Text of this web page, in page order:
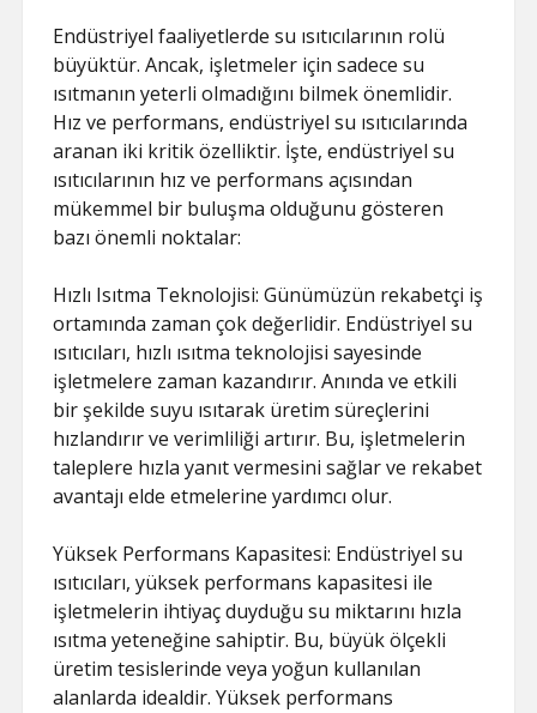
Endüstriyel faaliyetlerde su ısıtıcılarının rolü
büyüktür. Ancak, işletmeler için sadece su
ısıtmanın yeterli olmadığını bilmek önemlidir.
Hız ve performans, endüstriyel su ısıtıcılarında
aranan iki kritik özelliktir. İşte, endüstriyel su
ısıtıcılarının hız ve performans açısından
mükemmel bir buluşma olduğunu gösteren
bazı önemli noktalar:
Hızlı Isıtma Teknolojisi: Günümüzün rekabetçi iş
ortamında zaman çok değerlidir. Endüstriyel su
ısıtıcıları, hızlı ısıtma teknolojisi sayesinde
işletmelere zaman kazandırır. Anında ve etkili
bir şekilde suyu ısıtarak üretim süreçlerini
hızlandırır ve verimliliği artırır. Bu, işletmelerin
taleplere hızla yanıt vermesini sağlar ve rekabet
avantajı elde etmelerine yardımcı olur.
Yüksek Performans Kapasitesi: Endüstriyel su
ısıtıcıları, yüksek performans kapasitesi ile
işletmelerin ihtiyaç duyduğu su miktarını hızla
ısıtma yeteneğine sahiptir. Bu, büyük ölçekli
üretim tesislerinde veya yoğun kullanılan
alanlarda idealdir. Yüksek performans